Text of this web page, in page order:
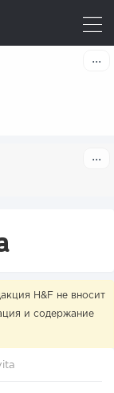
H&F не вносит
и содержание